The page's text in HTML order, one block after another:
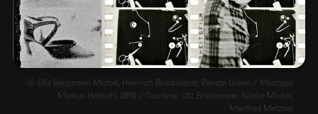
© Ella Bergmann Michel, Heinrich Brocksieper, Renate Green / Montage:
Markus Heltschl 2019 / Courtesy: Utz Brocksieper, Sünke Michel,
Manfred Metzner